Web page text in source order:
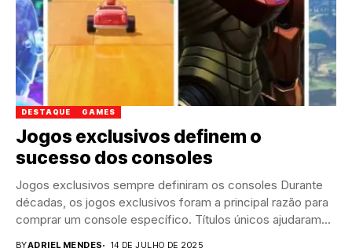
DESTAQUE GAMES
Jogos exclusivos definem o
sucesso dos consoles
Jogos exclusivos sempre definiram os consoles Durante
décadas, os jogos exclusivos foram a principal razão para
comprar um console específico. Títulos únicos ajudaram...
BYADRIEL MENDES 14 DE JULHO DE 2025